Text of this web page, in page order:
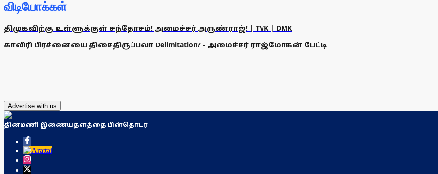
விடியோக்கள்
திமுகவிற்கு உள்ளுக்குள் சந்தோசம்! அமைச்சர் அருண்ராஜ்! | TVK | DMK
காவிரி பிரச்னையை திசைதிருப்பவா Delimitation? - அமைச்சர் ராஜ்மோகன் பேட்டி
Advertise with us
தினமணி இணையதளத்தை பின்தொடர